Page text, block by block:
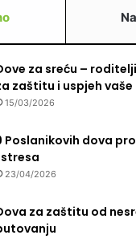
za sreću –
zaštitu i uspjeh vaše
15/03/2026
Poslanikovih dova
stresa
23/04/2026
za zaštitu od